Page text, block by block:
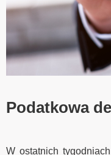
Podatkowa
W ostatnich